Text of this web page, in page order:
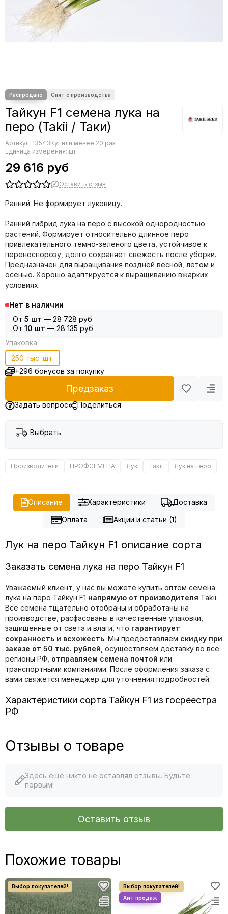
Редис
Редька
Салат
Тыква
Земляника
Микрозелень - семена для проращивания
Фасоль
Фенхель
Тайкун F1 семена лука на
перо (Takii / Таки)
Артикул: 13543Купили менее 20 раз
Единица измерения: шт
29 616 руб
Оставить отзыв
Ранний. Не формирует луковицу.
Ранний гибрид лука на перо с высокой однородностью
растений. Формирует относительно длинное перо
привлекательного темно-зеленого цвета, устойчивое к
переноспорозу, долго сохраняет свежесть после уборки.
Предназначен для выращивания поздней весной, летом и
осенью. Хорошо адаптируется к выращиванию вжарких
условиях.
Нет в наличии
От 5 шт — 28 728 руб
От 10 шт — 28 135 руб
Упаковка
250 тыс. шт.
+296 бонусов за покупку
Предзаказ
Задать вопрос Поделиться
Выбрать
Производители ПРОФСЕМЕНА Лук Takii Лук на перо
Описание Характеристики
Доставка
Оплата
Акции и статьи (1)
Лук на перо Тайкун F1 описание сорта
Заказать семена лука на перо Тайкун F1
Уважаемый клиент, у нас вы можете купить оптом семена
лука на перо Тайкун F1 напрямую от производителя Takii.
Все семена тщательно отобраны и обработаны на
производстве, расфасованы в качественные упаковки,
защищенные от света и влаги, что гарантирует
сохранность и всхожесть. Мы предоставляем скидку при
заказе от 50 тыс. рублей , осуществляем доставку во все
регионы РФ, отправляем семена почтой или
транспортными компаниями. После оформления заказа с
вами свяжется менеджер для уточнения подробностей.
Характеристики сорта Тайкун F1 из госреестра
РФ
Отзывы о товаре
Здесь еще никто не оставлял отзывы. Будьте
первым!
Оставить отзыв
Похожие товары